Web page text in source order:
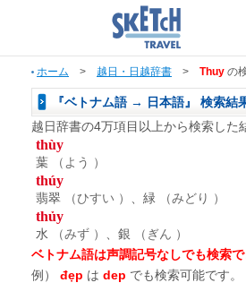
ホーム > 越日・日越辞書 > Thuy の
『ベトナム語 → 日本語』 検索結
越日辞書の4万項目以上から検索した
thùy
葉 （よう ）
thúy
翡翠 （ひすい ） 、緑 （みどり ）
thủy
水 （みず ） 、銀 （ぎん ）
ベトナム語は声調記号なしでも検索で
例）
đẹp は dep でも検索可能です。